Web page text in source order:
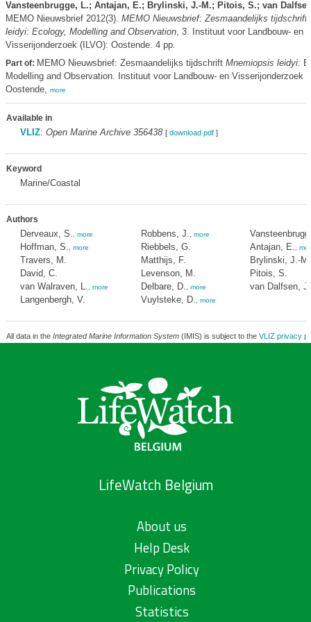
Vansteenbrugge, L.; Antajan, E.; Brylinski, J.-M.; Pitois, S.; van
MEMO Nieuwsbrief 2012(3). MEMO Nieuwsbrief: Zesmaandelijks tijdschrift
leidyi: Ecology, Modelling and Observation, 3. Instituut voor Landbouw- en
Visserijonderzoek (ILVO): Oostende. 4 pp.
Part of: MEMO Nieuwsbrief: Zesmaandelijks tijdschrift Mnemiopsis leidyi:
Modelling and Observation. Instituut voor Landbouw- en Visserijonderzoek
Oostende, more
Available in
VLIZ: Open Marine Archive 356438 [ download pdf]
Keyword
Marine/Coastal
Authors
Derveaux, S. more
Hoffman, S. more
Travers, M.
David, C.
van Walraven, L.
more
Langenbergh, V.
Robbens, J. more
Riebbels, G.
Matthijs, F.
Levenson, M.
Delbare, D.
more
Vuylsteke, D. more
Antajan, E.
Brylinski, J.-M.
Pitois, S.
van Dalfsen, J.
All data in the Integrated Marine Information System(IMIS) is subject to the VLIZ privacy
LifeWatch Belgium
About us
Help Desk
Privacy Policy
Publications
Statistics